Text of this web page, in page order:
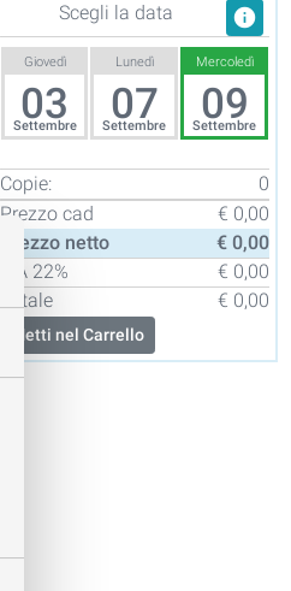
Scegli la data info
Giovedì
03
Settembre
Lunedì
07
Settembre
Mercoledì
09
Settembre
Copie:
0
Prezzo cad
€ 0,00
Prezzo netto
€ 0,00
IVA 22%
€ 0,00
Totale
€ 0,00
Metti nel Carrello